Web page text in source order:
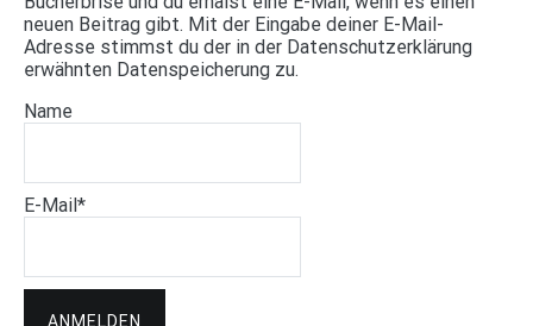
neuen Beitrag gibt. Mit der Eingabe deiner E-Mail-
Adresse stimmst du der in der Datenschutzerklärung
erwähnten Datenspeicherung zu.
Name
E-Mail*